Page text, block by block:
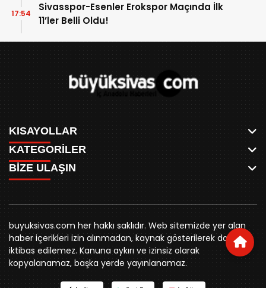
Sivasspor-Esenler Erokspor Maçında İlk
11’ler Belli Oldu!
17:54
KISAYOLLAR
ANASAYFA
AKSU CANLI
MEYDAN CANLI
MEDRESELER CANLI
MERAKÜM CANLI
YUKARI TEKKE CANLI
KURUMSAL KİMLİK
REKLAM FİYATLARI
BİZE ULAŞIN
KÜNYE
KATEGORİLER
WHATSAPP
SPOR
SİYASET
BELEDİYE
SİVAS VALİLİĞİ
ÜNİVERSİTE
KURUMLAR
STK
YORUM
BİZE ULAŞIN
0346 221 00 60
buyuksivashaber@gmail.com
Örtülüpınar Mah. İnönü Bulvarı Özkahya Apt. Kat:3 D:7
Sivas
buyuksivas.com her hakkı saklıdır. Web sitemizde yer alan
haber içerikleri izin alınmadan, kaynak gösterilerek dahi
iktibas edilemez. Kanuna aykırı ve izinsiz olarak
kopyalanamaz, başka yerde yayınlanamaz.